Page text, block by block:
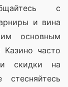
с
и вина
основным
часто
и скидки на